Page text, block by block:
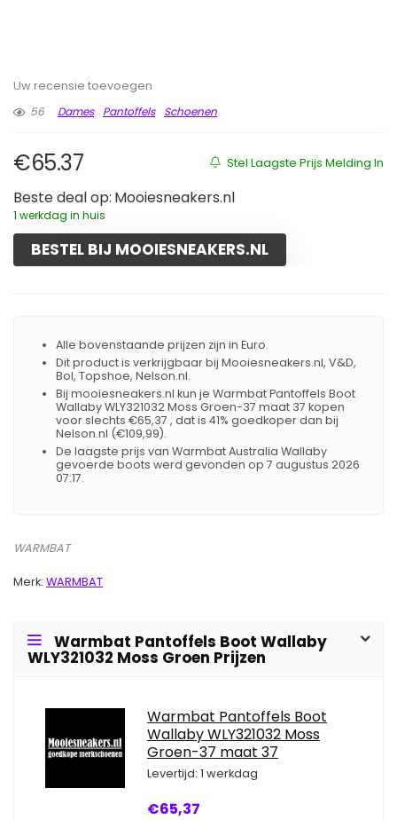
Uw recensie toevoegen
56
Dames Pantoffels Schoenen
Stel Laagste Prijs Melding In
€65.37
Beste deal op: Mooiesneakers.nl
1 werkdag in huis
BESTEL BIJ MOOIESNEAKERS.NL
Alle bovenstaande prijzen zijn in Euro.
Dit product is verkrijgbaar bij Mooiesneakers.nl, V&D,
Bol, Topshoe, Nelson.nl.
Bij mooiesneakers.nl kun je Warmbat Pantoffels Boot
Wallaby WLY321032 Moss Groen-37 maat 37 kopen
voor slechts €65,37 , dat is 41% goedkoper dan bij
Nelson.nl (€109,99).
De laagste prijs van Warmbat Australia Wallaby
gevoerde boots werd gevonden op 7 augustus 2026
07:17.
WARMBAT
Merk: WARMBAT
Warmbat Pantoffels Boot Wallaby
WLY321032 Moss Groen Prijzen
Warmbat Pantoffels Boot
Wallaby WLY321032 Moss
Groen-37 maat 37
Levertijd: 1 werkdag
€65,37